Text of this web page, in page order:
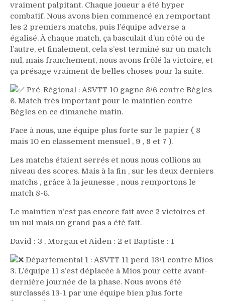
vraiment palpitant. Chaque joueur a été hyper
combatif. Nous avons bien commencé en remportant
les 2 premiers matchs, puis l’équipe adverse a
égalisé. À chaque match, ça basculait d’un côté ou de
l’autre, et finalement, cela s’est terminé sur un match
nul, mais franchement, nous avons frôlé la victoire, et
ça présage vraiment de belles choses pour la suite.
Pré-Régional : ASVTT 10 gagne 8/6 contre Bègles
6. Match très important pour le maintien contre
Bègles en ce dimanche matin.
Face à nous, une équipe plus forte sur le papier ( 8
mais 10 en classement mensuel , 9 , 8 et 7 ).
Les matchs étaient serrés et nous nous collions au
niveau des scores. Mais à la fin , sur les deux derniers
matchs , grâce à la jeunesse , nous remportons le
match 8-6.
Le maintien n’est pas encore fait avec 2 victoires et
un nul mais un grand pas a été fait.
David : 3 , Morgan et Aiden : 2 et Baptiste : 1
Départemental 1 : ASVTT 11 perd 13/1 contre Mios
3. L’équipe 11 s’est déplacée à Mios pour cette avant-
dernière journée de la phase. Nous avons été
surclassés 13-1 par une équipe bien plus forte